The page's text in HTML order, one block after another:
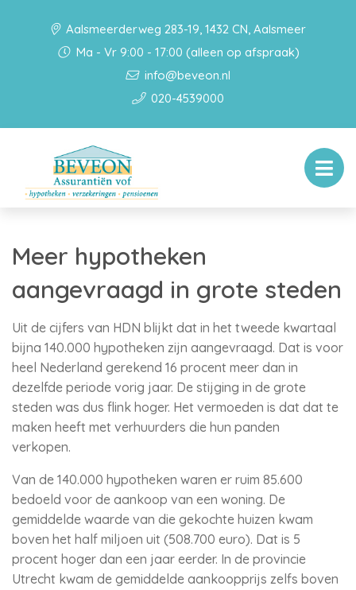
Aalsmeerderweg 283-19, 1432 CN, Aalsmeer
Ma - Vr 9:00 - 17:00 (alleen op afspraak)
info@beveon.nl
020-4539000
Meer hypotheken
aangevraagd in grote steden
Uit de cijfers van HDN blijkt dat in het tweede kwartaal
bijna 140.000 hypotheken zijn aangevraagd. Dat is voor
heel Nederland gerekend 16 procent meer dan in
dezelfde periode vorig jaar. De stijging in de grote
steden was dus flink hoger. Het vermoeden is dat dat te
maken heeft met verhuurders die hun panden
verkopen.
Van de 140.000 hypotheken waren er ruim 85.600
bedoeld voor de aankoop van een woning. De
gemiddelde waarde van die gekochte huizen kwam
boven het half miljoen uit (508.700 euro). Dat is 5
procent hoger dan een jaar eerder. In de provincie
Utrecht kwam de gemiddelde aankoopprijs zelfs boven